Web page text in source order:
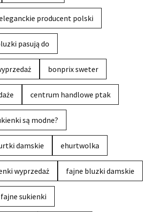
producent polski
pasują do
bonprix sweter
centrum handlowe ptak
są modne?
damskie ehurtwolka
wyprzedaż fajne bluzki damskie
fajne sukienki